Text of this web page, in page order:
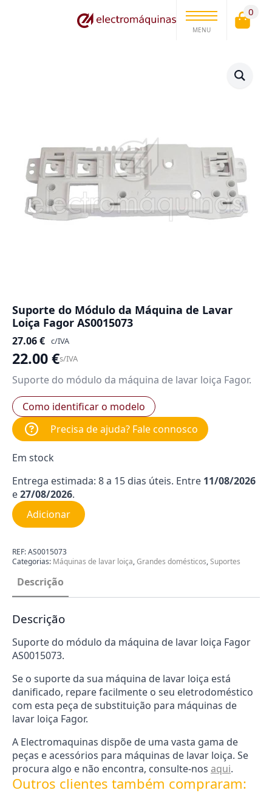
MENU
0
Suporte do Módulo da Máquina de Lavar
Loiça Fagor AS0015073
27.06€ c/IVA
22.00€s/IVA
Suporte do módulo da máquina de lavar loiça Fagor.
Como identificar o modelo
Precisa de ajuda? Fale connosco
Em stock
Entrega estimada: 8 a 15 dias úteis. Entre 11/08/2026
e27/08/2026.
Adicionar
REF:AS0015073
Categorias: Máquinas de lavar loiça,Grandes domésticos,Suportes
Descrição
Descrição
Suporte do módulo da máquina de lavar loiça Fagor
AS0015073.
Se o suporte da sua máquina de lavar loiça está
danificado, repare facilmente o seu eletrodoméstico
com esta peça de substituição para máquinas de
lavar loiça Fagor.
A Electromaquinas dispõe de uma vasta gama de
peças e acessórios para máquinas de lavar loiça. Se
procura algo e não encontra, consulte-nos aqui.
Outros clientes também compraram: